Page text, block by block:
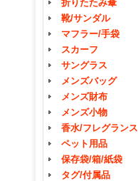
折りたたみ傘
靴/サンダル
マフラー/手袋
スカーフ
サングラス
メンズバッグ
メンズ財布
メンズ小物
香水/フレグランス
ペット用品
保存袋/箱/紙袋
タグ/付属品